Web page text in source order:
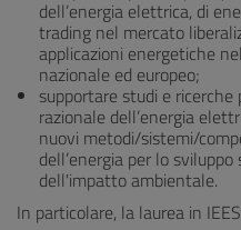
dell’energia elettrica, di
trading nel mercato
applicazioni energetiche
nazionale ed europeo;
supportare studi e ricerche
razionale dell’energia
nuovi metodi/sistemi/
dell’energia per lo
dell'impatto ambientale.
In particolare, la laurea in